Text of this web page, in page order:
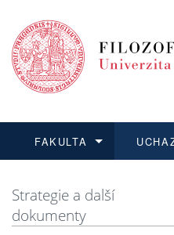
FAKULTA
Dozvědět se více
Podat přihlášku
Dozvědět se více
Dozvědět se více
Dozvědět se více
Strategie a další
dokumenty